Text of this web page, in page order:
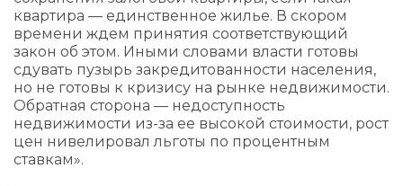
квартира — единственное жилье. В скором
времени ждем принятия соответствующий
закон об этом. Иными словами власти готовы
сдувать пузырь закредитованности населения,
но не готовы к кризису на рынке недвижимости.
Обратная сторона — недоступность
недвижимости из-за ее высокой стоимости, рост
цен нивелировал льготы по процентным
ставкам».